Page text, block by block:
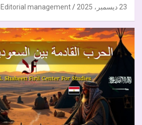
23 ديسمبر، 2025 Editorial management